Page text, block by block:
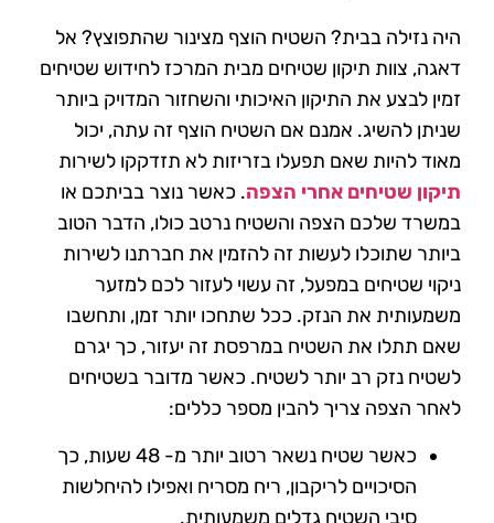
היה נזילה בבית? השטיח הוצף מצינור שהתפוצץ? אל
דאגה, צוות תיקון שטיחים מבית המרכז לחידוש שטיחים
זמין לבצע את התיקון האיכותי והשחזור המדויק ביותר
שניתן להשיג. אמנם אם השטיח הוצף זה עתה, יכול
מאוד להיות שאם תפעלו בזריזות לא תזדקקו לשירות
תיקון שטיחים אחרי הצפה. כאשר נוצר בביתכם או
במשרד שלכם הצפה והשטיח נרטב כולו, הדבר הטוב
ביותר שתוכלו לעשות זה להזמין את חברתנו לשירות
ניקוי שטיחים במפעל, זה עשוי לעזור לכם למזער
משמעותית את הנזק. ככל שתחכו יותר זמן, ותחשבו
שאם תתלו את השטיח במרפסת זה יעזור, כך יגרם
לשטיח נזק רב יותר לשטיח. כאשר מדובר בשטיחים
לאחר הצפה צריך להבין מספר כללים:
כאשר שטיח נשאר רטוב יותר מ- 48 שעות, כך
הסיכויים לריקבון, ריח מסריח ואפילו להיחלשות
סיבי השטיח גדלים משמעותית.